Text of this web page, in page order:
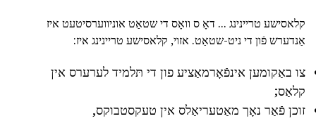
קלאסישע טריינינג ... דאָ ס וואָס די שטאַט אוניווערסיטעט איז
אַנדערש פֿון די ניט-שטאַט. אזוי, קלאסישע טריינינג איז:
צו באַקומען אינפֿאָרמאַציע פון די תּלמיד לערערס אין
קלאַס;
זוכן פֿאַר נאָך מאַטעריאַלס אין טעקסטבוקס,